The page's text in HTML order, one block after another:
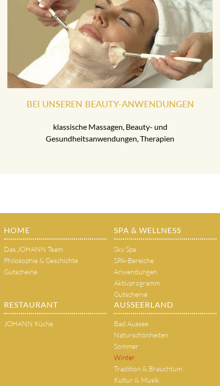
BEI UNSEREN BEAUTY-ANWENDUNGEN
klassische Massagen, Beauty- und
Gesundheitsanwendungen, Therapien
HOME
Das JOHANN Team
Philosophie & Geschichte
Gutscheine
SPA & WELLNESS
Sky Spa
SPA-Bereiche
Anwendungen
Aktivprogramm
Gutscheine
RESTAURANT
JOHANN Küche
AUSSEERLAND
Bad Aussee
Naturschönheiten
Sommer
Winter
Tradition & Brauchtum
Kultur & Musik